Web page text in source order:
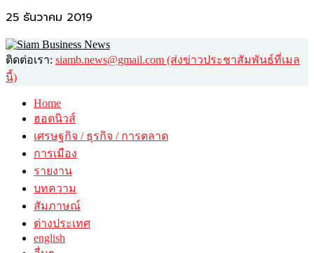
25 ธันวาคม 2019
ติดต่อเรา: siamb.news@gmail.com (ส่งข่าวประชาสัมพันธ์ที่เมล
นี้)
Home
ฮอตนิวส์
เศรษฐกิจ / ธุรกิจ / การตลาด
การเมือง
รายงาน
บทความ
สัมภาษณ์
ต่างประเทศ
english